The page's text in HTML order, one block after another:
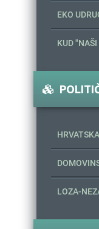
EKO
KUD
LOZA-